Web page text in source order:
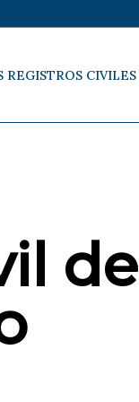
REGISTROS CIVILES
de